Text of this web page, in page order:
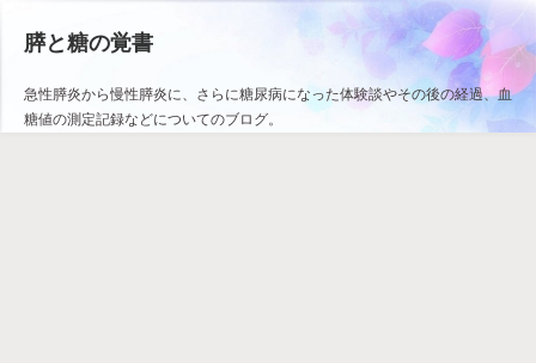
膵と糖の覚書
急性膵炎から慢性膵炎に、さらに糖尿病になった体験談やその後の経過、血
糖値の測定記録などについてのブログ。